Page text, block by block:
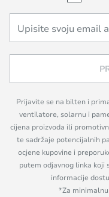
Prijavite se na bilten i
ventilatore, solarnu i
cijena proizvoda ili
te sadržaje potencijalnih
ocjene kupovine i
putem odjavnog linka koji
informacije
*Za